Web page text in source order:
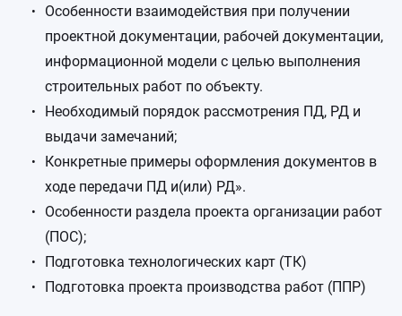
Особенности взаимодействия при получении
проектной документации, рабочей документации,
информационной модели с целью выполнения
строительных работ по объекту.
Необходимый порядок рассмотрения ПД, РД и
выдачи замечаний;
Конкретные примеры оформления документов в
ходе передачи ПД и(или) РД».
Особенности раздела проекта организации работ
(ПОС);
Подготовка технологических карт (ТК)
Подготовка проекта производства работ (ППР)